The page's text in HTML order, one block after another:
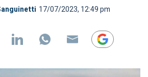
17/07/2023, 12:49 pm